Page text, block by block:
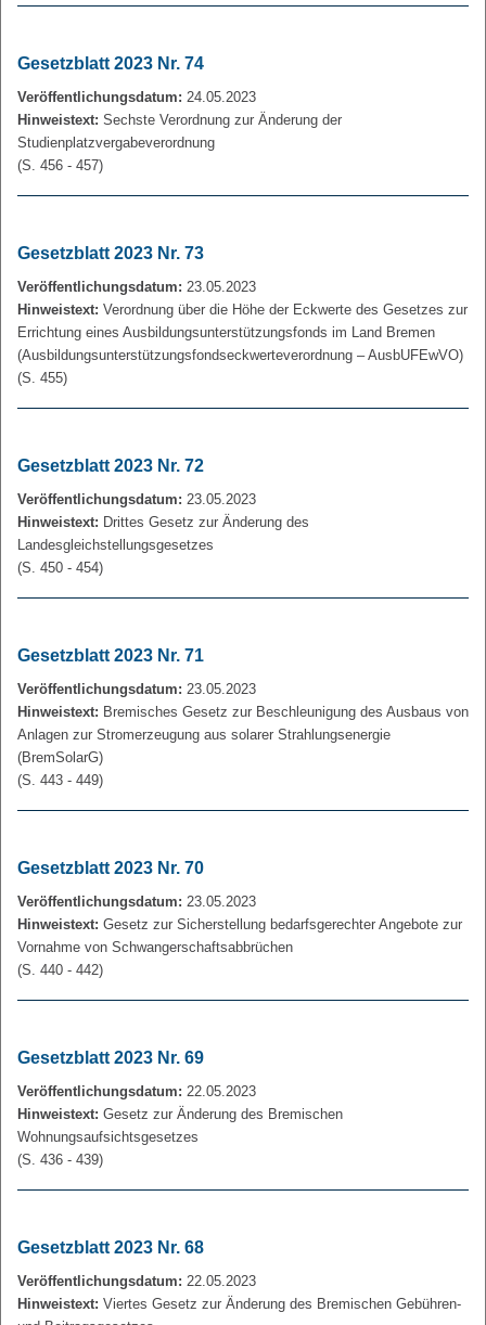
Gesetzblatt 2023 Nr. 74
Veröffentlichungsdatum: 24.05.2023
Hinweistext: Sechste Verordnung zur Änderung der
Studienplatzvergabeverordnung
(S. 456 - 457)
Gesetzblatt 2023 Nr. 73
Veröffentlichungsdatum: 23.05.2023
Hinweistext: Verordnung über die Höhe der Eckwerte des Gesetzes zur
Errichtung eines Ausbildungsunterstützungsfonds im Land Bremen
(Ausbildungsunterstützungsfondseckwerteverordnung – AusbUFEwVO)
(S. 455)
Gesetzblatt 2023 Nr. 72
Veröffentlichungsdatum: 23.05.2023
Hinweistext: Drittes Gesetz zur Änderung des
Landesgleichstellungsgesetzes
(S. 450 - 454)
Gesetzblatt 2023 Nr. 71
Veröffentlichungsdatum: 23.05.2023
Hinweistext: Bremisches Gesetz zur Beschleunigung des Ausbaus von
Anlagen zur Stromerzeugung aus solarer Strahlungsenergie
(BremSolarG)
(S. 443 - 449)
Gesetzblatt 2023 Nr. 70
Veröffentlichungsdatum: 23.05.2023
Hinweistext: Gesetz zur Sicherstellung bedarfsgerechter Angebote zur
Vornahme von Schwangerschaftsabbrüchen
(S. 440 - 442)
Gesetzblatt 2023 Nr. 69
Veröffentlichungsdatum: 22.05.2023
Hinweistext: Gesetz zur Änderung des Bremischen
Wohnungsaufsichtsgesetzes
(S. 436 - 439)
Gesetzblatt 2023 Nr. 68
Veröffentlichungsdatum: 22.05.2023
Hinweistext: Viertes Gesetz zur Änderung des Bremischen Gebühren-